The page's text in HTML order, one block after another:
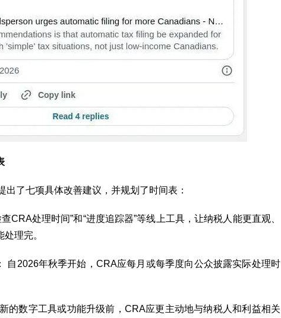
了七项具体改善建议，并规划了时间表：
CRA处理时间”和“进度追踪器”等线上工具，让纳税人能更直观、
理完。
自2026年秋季开始，CRA应每月或每季度向公众披露实际处理时
的数字工具或功能升级前，CRA应更主动地与纳税人和利益相关